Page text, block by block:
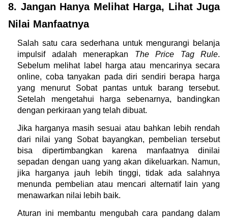
8. Jangan Hanya Melihat Harga, Lihat Juga
Nilai Manfaatnya
Salah satu cara sederhana untuk mengurangi belanja
impulsif adalah menerapkan The Price Tag Rule.
Sebelum melihat label harga atau mencarinya secara
online, coba tanyakan pada diri sendiri berapa harga
yang menurut Sobat pantas untuk barang tersebut.
Setelah mengetahui harga sebenarnya, bandingkan
dengan perkiraan yang telah dibuat.
Jika harganya masih sesuai atau bahkan lebih rendah
dari nilai yang Sobat bayangkan, pembelian tersebut
bisa dipertimbangkan karena manfaatnya dinilai
sepadan dengan uang yang akan dikeluarkan. Namun,
jika harganya jauh lebih tinggi, tidak ada salahnya
menunda pembelian atau mencari alternatif lain yang
menawarkan nilai lebih baik.
Aturan ini membantu mengubah cara pandang dalam